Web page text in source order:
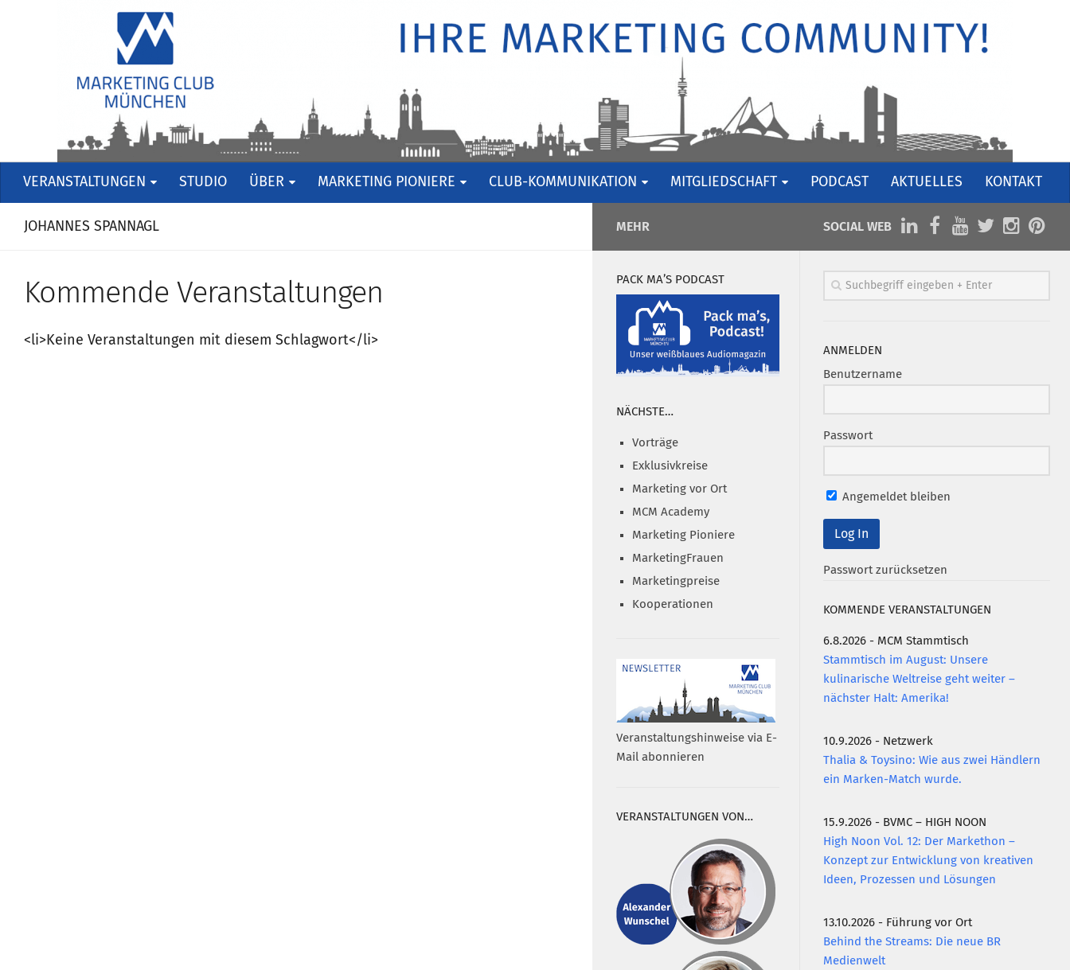
VERANSTALTUNGEN STUDIO ÜBER MARKETING PIONIERE CLUB-KOMMUNIKATION MITGLIEDSCHAFT PODCAST AKTUELLES KONTAKT
JOHANNES SPANNAGL
Kommende Veranstaltungen
<li>Keine Veranstaltungen mit diesem Schlagwort</li>
SOCIAL WEB
ANMELDEN
Benutzername
Passwort
Angemeldet bleiben
Passwort zurücksetzen
KOMMENDE VERANSTALTUNGEN
6.8.2026 - MCM Stammtisch
Stammtisch im August: Unsere
kulinarische Weltreise geht weiter –
nächster Halt: Amerika!
10.9.2026 - Netzwerk
Thalia & Toysino: Wie aus zwei Händlern
ein Marken-Match wurde.
15.9.2026 - BVMC – HIGH NOON
High Noon Vol. 12: Der Markethon –
Konzept zur Entwicklung von kreativen
Ideen, Prozessen und Lösungen
13.10.2026 - Führung vor Ort
Behind the Streams: Die neue BR
Medienwelt
MEHR
PACK MA’S PODCAST
NÄCHSTE…
Vorträge
Exklusivkreise
Marketing vor Ort
MCM Academy
Marketing Pioniere
MarketingFrauen
Marketingpreise
Kooperationen
Veranstaltungshinweise via E-
Mail abonnieren
VERANSTALTUNGEN VON…